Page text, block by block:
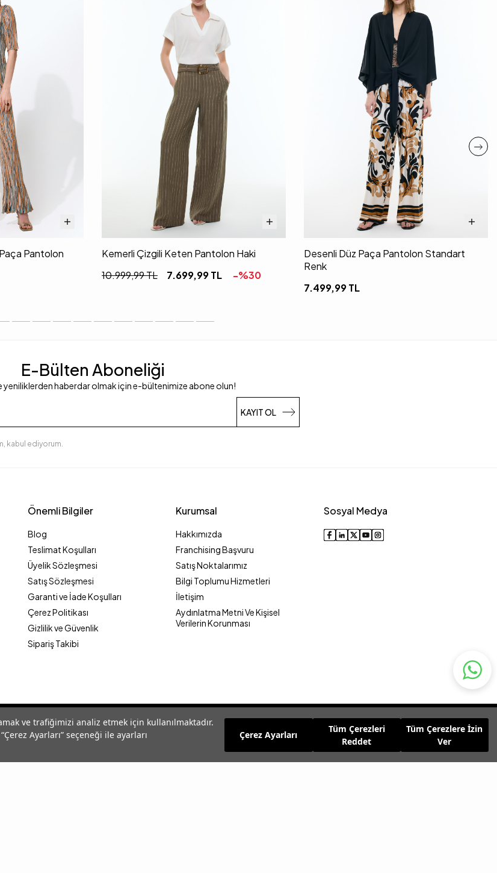
ve trafiğimizi analiz etmek için kullanılmaktadır.
Ayarları” seçeneği ile ayarları
Çerez Ayarları
Tüm Çerezleri
Reddet
Tüm Çerezlere İzin
Ver
Pantolon
Kemerli Çizgili Keten Pantolon Haki
10.999,99TL 7.699,99TL -%30
Desenli Düz Paça Pantolon Standart
Renk
7.499,99TL
E-Bülten Aboneliği
yeniliklerden haberdar olmak için e-bültenimize abone olun!
KAYIT OL
kabul ediyorum.
Önemli Bilgiler
Blog
Teslimat Koşulları
Üyelik Sözleşmesi
Satış Sözleşmesi
Garanti ve İade Koşulları
Çerez Politikası
Gizlilik ve Güvenlik
Sipariş Takibi
Kurumsal
Hakkımızda
Franchising Başvuru
Satış Noktalarımız
Bilgi Toplumu Hizmetleri
İletişim
Aydınlatma Metni Ve Kişisel
Verilerin Korunması
Sosyal Medya